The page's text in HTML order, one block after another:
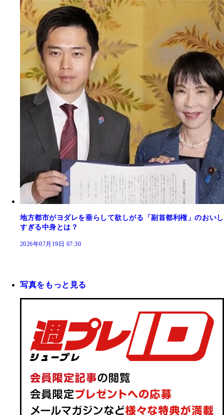
地方都市がヨダレを垂らして欲しがる「副首都利権」のおいし
すぎる中身とは？
2026年07月19日 07:30
写真をもっと見る